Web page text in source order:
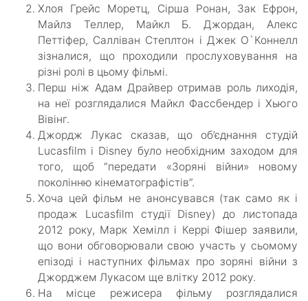
Хлоя Грейс Моретц, Сірша Ронан, Зак Ефрон,
Майлз Теллер, Майкл Б. Джордан, Алекс
Петтіфер, Салліван Степлтон і Джек О`Коннелл
зізналися, що проходили прослуховування на
різні ролі в цьому фільмі.
Перш ніж Адам Драйвер отримав роль лиходія,
на неї розглядалися Майкл Фассбендер і Хьюго
Вівінг.
Джордж Лукас сказав, що об’єднання студій
Lucasfilm і Disney було необхідним заходом для
того, щоб “передати «Зоряні війни» новому
поколінню кінематографістів”.
Хоча цей фільм не анонсувався (так само як і
продаж Lucasfilm студії Disney) до листопада
2012 року, Марк Хемілл і Керрі Фішер заявили,
що вони обговорювали свою участь у сьомому
епізоді і наступних фільмах про зоряні війни з
Джорджем Лукасом ще влітку 2012 року.
На місце режисера фільму розглядалися